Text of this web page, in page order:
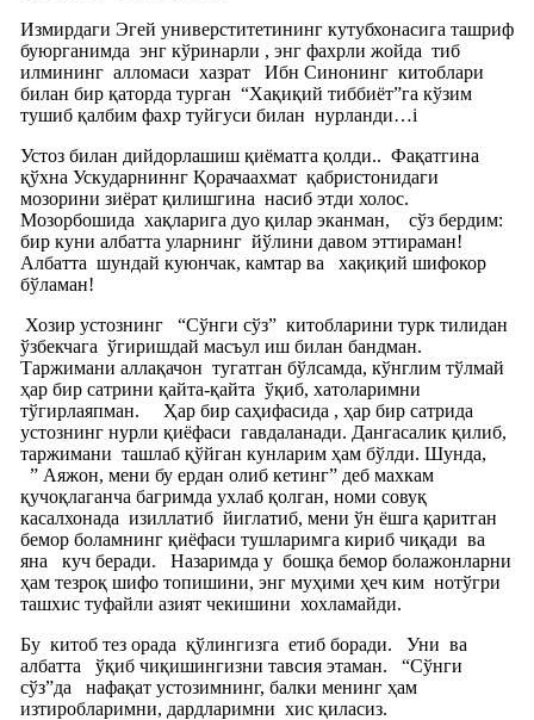
Измирдаги Эгей универститетининг кутубхонасига ташриф
буюрганимда энг кўринарли , энг фахрли жойда тиб
илмининг алломаси хазрат Ибн Синонинг китоблари
билан бир қаторда турган “Хақиқий тиббиёт”га кўзим
тушиб қалбим фахр туйгуси билан нурланди…i
Устоз билан дийдорлашиш қиёматга қолди.. Фақатгина
қўхна Ускударниннг Қорачаахмат қабристонидаги
мозорини зиёрат қилишгина насиб этди холос.
Мозорбошида хақларига дуо қилар эканман,
сўз бердим:
бир куни албатта уларнинг йўлини давом эттираман!
Албатта шундай куюнчак, камтар ва
хақиқий шифокор
бўламан!
Хозир устознинг
“Сўнги сўз” китобларини турк тилидан
ўзбекчага ўгиришдай масъул иш билан бандман.
Таржимани аллақачон тугатган бўлсамда, кўнглим тўлмай
ҳар бир сатрини қайта-қайта ўқиб, хатоларимни
тўгирлаяпман.
Ҳар бир саҳифасида , ҳар бир сатрида
устознинг нурли қиёфаси гавдаланади. Дангасалик қилиб,
таржимани ташлаб қўйган кунларим ҳам бўлди. Шунда,
” Аяжон, мени бу ердан олиб кетинг” деб махкам
қучоқлаганча багримда ухлаб қолган, номи совуқ
касалхонада изиллатиб йиглатиб, мени ўн ёшга қаритган
бемор боламнинг қиёфаси тушларимга кириб чиқади ва
яна
куч беради. Назаримда у бошқа бемор болажонларни
ҳам тезроқ шифо топишини, энг муҳими ҳеч ким нотўгри
ташхис туфайли азият чекишини хохламайди.
Бу китоб тез орада қўлингизга етиб боради. Уни ва
албатта
ўқиб чиқишингизни тавсия этаман.
“Сўнги
сўз”да
нафақат устозимнинг, балки менинг ҳам
изтиробларимни, дардларимни хис қиласиз.